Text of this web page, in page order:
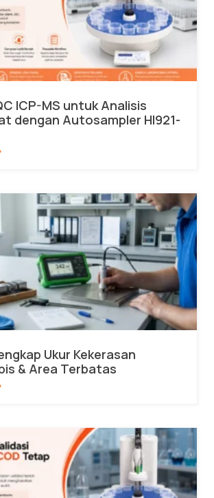
ICP-MS untuk Analisis
dengan Autosampler HI921-
Ukur Kekerasan
& Area Terbatas